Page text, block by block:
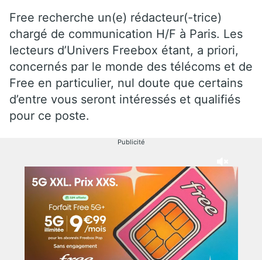
Free recherche un(e) rédacteur(-trice)
chargé de communication H/F à Paris. Les
lecteurs d’Univers Freebox étant, a priori,
concernés par le monde des télécoms et de
Free en particulier, nul doute que certains
d’entre vous seront intéressés et qualifiés
pour ce poste.
Publicité